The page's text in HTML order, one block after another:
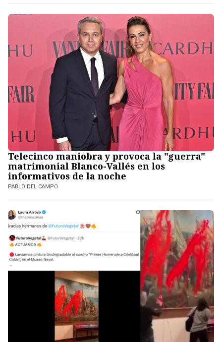
Telecinco maniobra y provoca la "guerra"
matrimonial Blanco-Vallés en los
informativos de la noche
PABLO DEL CAMPO